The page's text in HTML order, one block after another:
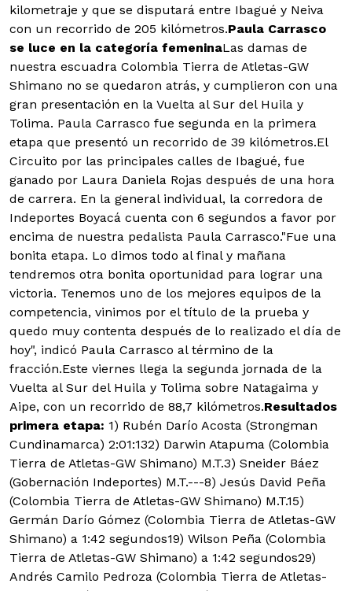
kilometraje y que se disputará entre Ibagué y Neiva
con un recorrido de 205 kilómetros.Paula Carrasco
se luce en la categoría femeninaLas damas de
nuestra escuadra Colombia Tierra de Atletas-GW
Shimano no se quedaron atrás, y cumplieron con una
gran presentación en la Vuelta al Sur del Huila y
Tolima. Paula Carrasco fue segunda en la primera
etapa que presentó un recorrido de 39 kilómetros.El
Circuito por las principales calles de Ibagué, fue
ganado por Laura Daniela Rojas después de una hora
de carrera. En la general individual, la corredora de
Indeportes Boyacá cuenta con 6 segundos a favor por
encima de nuestra pedalista Paula Carrasco."Fue una
bonita etapa. Lo dimos todo al final y mañana
tendremos otra bonita oportunidad para lograr una
victoria. Tenemos uno de los mejores equipos de la
competencia, vinimos por el título de la prueba y
quedo muy contenta después de lo realizado el día de
hoy", indicó Paula Carrasco al término de la
fracción.Este viernes llega la segunda jornada de la
Vuelta al Sur del Huila y Tolima sobre Natagaima y
Aipe, con un recorrido de 88,7 kilómetros.Resultados
primera etapa: 1) Rubén Darío Acosta (Strongman
Cundinamarca) 2:01:132) Darwin Atapuma (Colombia
Tierra de Atletas-GW Shimano) M.T.3) Sneider Báez
(Gobernación Indeportes) M.T.---8) Jesús David Peña
(Colombia Tierra de Atletas-GW Shimano) M.T.15)
Germán Darío Gómez (Colombia Tierra de Atletas-GW
Shimano) a 1:42 segundos19) Wilson Peña (Colombia
Tierra de Atletas-GW Shimano) a 1:42 segundos29)
Andrés Camilo Pedroza (Colombia Tierra de Atletas-